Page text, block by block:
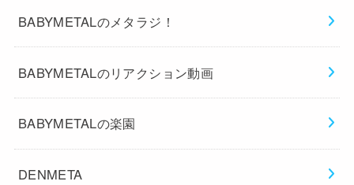
BABYMETALのメタラジ！
BABYMETALのリアクション動画
BABYMETALの楽園
DENMETA